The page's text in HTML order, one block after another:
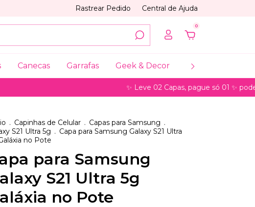
Rastrear Pedido Central de Ajuda
0
Canecas Garrafas Geek & Decor Coleções
✨ Leve 02 Capas, pague só 01 ✨ pode ser
. Capinhas de Celular . Capas para Samsung .
S21 Ultra 5g . Capa para Samsung Galaxy S21 Ultra
no Pote
para Samsung
S21 Ultra 5g
no Pote